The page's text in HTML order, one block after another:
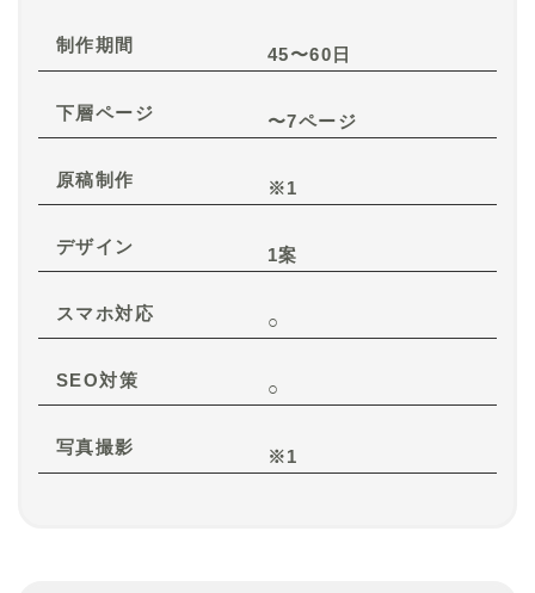
制作期間 45〜60日
下層ページ 〜7ページ
原稿制作 ※1
デザイン 1案
スマホ対応 ○
SEO対策 ○
写真撮影 ※1